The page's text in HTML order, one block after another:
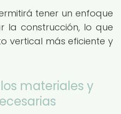
tener un enfoque
la construcción, lo que
vertical más eficiente y
materiales y